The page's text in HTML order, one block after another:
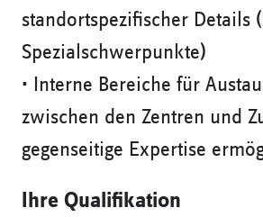
standortspezifischer Details
Spezialschwerpunkte)
• Interne Bereiche für
zwischen den Zentren und
gegenseitige Expertise
Ihre Qualifikation